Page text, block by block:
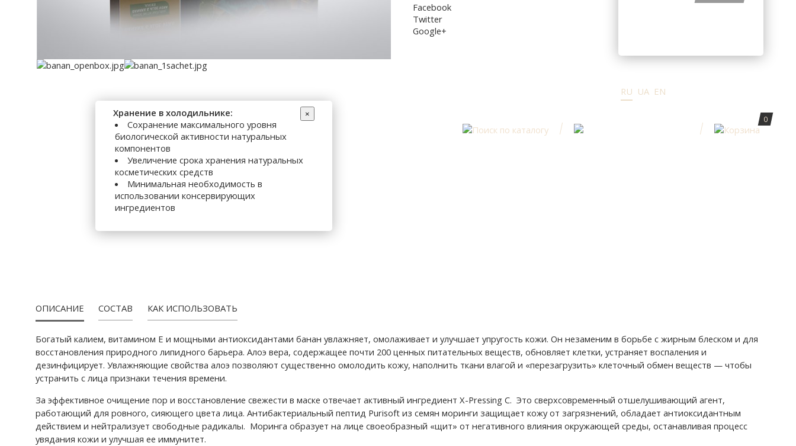
RU UA EN
0
×
Хранение в холодильнике:
Сохранение максимального уровня
биологической активности натуральных
компонентов
Увеличение срока хранения натуральных
косметических средств
Минимальная необходимость в
использовании консервирующих
ингредиентов
Facebook
Twitter
Google+
ОПИСАНИЕ СОСТАВ КАК ИСПОЛЬЗОВАТЬ
Богатый калием, витамином Е и мощными антиоксидантами банан увлажняет, омолаживает и улучшает упругость кожи. Он незаменим в борьбе с жирным блеском и для
восстановления природного липидного барьера. Алоэ вера, содержащее почти 200 ценных питательных веществ, обновляет клетки, устраняет воспаления и
дезинфицирует. Увлажняющие свойства алоэ позволяют существенно омолодить кожу, наполнить ткани влагой и «перезагрузить» клеточный обмен веществ — чтобы
устранить с лица признаки течения времени.
За эффективное очищение пор и восстановление свежести в маске отвечает активный ингредиент X-Pressing C. Это сверхсовременный отшелушивающий агент,
работающий для ровного, сияющего цвета лица. Антибактериальный пептид Purisoft из семян моринги защищает кожу от загрязнений, обладает антиоксидантным
действием и нейтрализует свободные радикалы. Моринга образует на лице своеобразный «щит» от негативного влияния окружающей среды, останавливая процесс
увядания кожи и улучшая ее иммунитет.